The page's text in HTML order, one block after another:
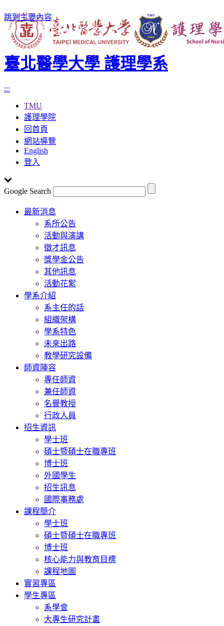
跳到主要內容
臺北醫學大學 護理學系
:::
TMU
護理學院
回首頁
網站導覽
English
登入
Google Search
Toggle
navigation
最新消息
系所公告
活動與演講
徵才訊息
獎學金公告
其他訊息
活動花絮
學系介紹
系主任的話
組織架構
學系特色
未來出路
教學研究設備
師資陣容
專任師資
兼任師資
名譽教授
行政人員
招生資訊
學士班
碩士暨碩士在職專班
博士班
外國學生
招生訊息
國際事務處
課程簡介
學士班
碩士暨碩士在職專班
博士班
核心能力與教育目標
課程地圖
實習專區
學生專區
系學會
大專生研究計畫